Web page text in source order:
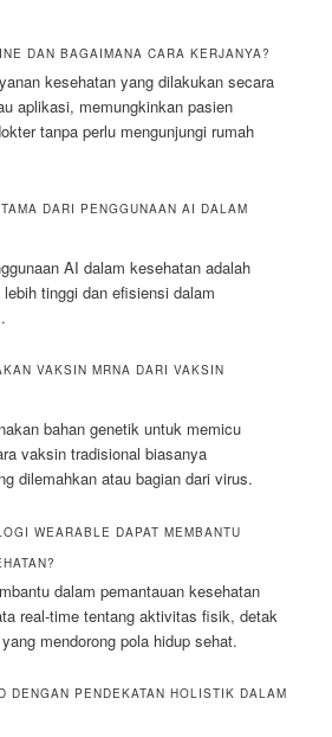
DAN BAGAIMANA CARA KERJANYA?
kesehatan yang dilakukan secara
aplikasi, memungkinkan pasien
tanpa perlu mengunjungi rumah
DARI PENGGUNAAN AI DALAM
AI dalam kesehatan adalah
tinggi dan efisiensi dalam
VAKSIN MRNA DARI VAKSIN
bahan genetik untuk memicu
vaksin tradisional biasanya
dilemahkan atau bagian dari virus.
WEARABLE DAPAT MEMBANTU
dalam pemantauan kesehatan
real-time tentang aktivitas fisik, detak
mendorong pola hidup sehat.
DENGAN PENDEKATAN HOLISTIK DALAM